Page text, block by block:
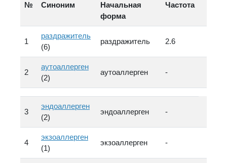
№ Синоним
Начальная
форма
Частота
1
раздражитель
(6)
раздражитель 2.6
2
аутоаллерген
(2)
аутоаллерген -
3
эндоаллерген
(2)
эндоаллерген -
4
экзоаллерген
(1)
экзоаллерген -